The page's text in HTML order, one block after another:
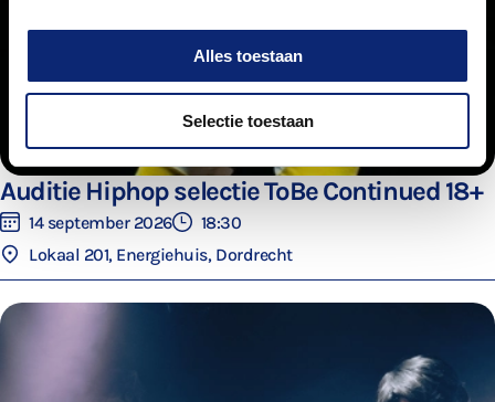
Alles toestaan
Selectie toestaan
Auditie Hiphop selectie ToBe Continued 18+
14 september 2026
18:30
Lokaal 201, Energiehuis, Dordrecht